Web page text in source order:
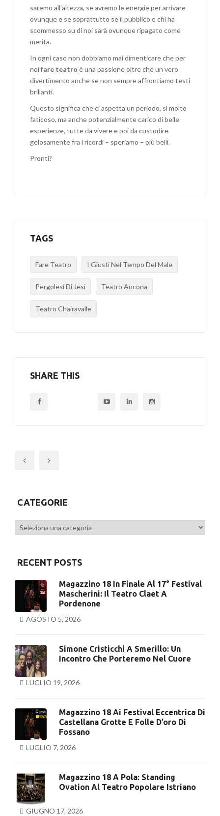
saremo all’altezza, se avremo le energie per arrivare
ovunque e se soprattutto se il pubblico e chi ha
scommesso su di noi sarà ovunque ripagato come
merita.
In ogni caso non dobbiamo mai dimenticare che per
noifare teatro è una passione oltre che un vero
divertimento anche se non sempre affrontiamo testi
brillanti.
Questo significa che ci aspetta un periodo, sì molto
faticoso, ma anche potenzialmente carico di belle
esperienze, tutte da vivere e poi da custodire
gelosamente fra i ricordi – speriamo – più belli.
Pronti?
TAGS
Fare Teatro I Giusti Nel Tempo Del Male
Pergolesi Di Jesi Teatro Ancona
Teatro Chairavalle
SHARE THIS
CATEGORIE
Categorie
RECENT POSTS
Magazzino 18 In Finale Al 17° Festival
Mascherini: Il Teatro Claet A
Pordenone
AGOSTO 5, 2026
Simone Cristicchi A Smerillo: Un
Incontro Che Porteremo Nel Cuore
LUGLIO 19, 2026
Magazzino 18 Ai Festival Eccentrica Di
Castellana Grotte E Folle D’oro Di
Fossano
LUGLIO 7, 2026
Magazzino 18 A Pola: Standing
Ovation Al Teatro Popolare Istriano
GIUGNO 17, 2026